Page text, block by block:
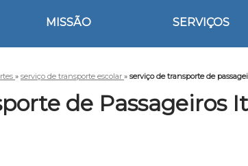
MISSÃO SERVIÇOS
» serviço de transporte escolar » serviço de transporte de
de Passageiros